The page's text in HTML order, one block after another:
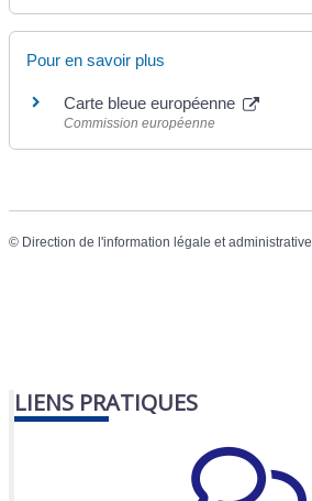
Pour en savoir plus
Carte bleue européenne
Commission européenne
© Direction de l'information légale et administrative
LIENS PRATIQUES